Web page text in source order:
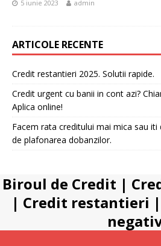
5 iunie 2023 admin
ARTICOLE RECENTE
Credit restantieri 2025. Solutii rapide.
Credit urgent cu banii in cont azi?
Aplica online!
Facem rata creditului mai mica sau iti
de plafonarea dobanzilor.
Biroul de Credit |
| Credit restantieri |